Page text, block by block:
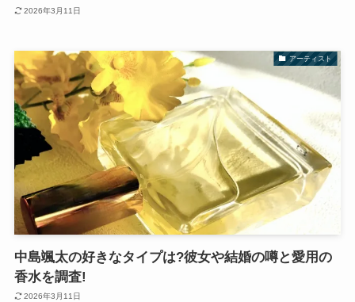
2026年3月11日
アーティスト
中島颯太の好きなタイプは?彼女や結婚の噂と愛用の
香水を調査!
2026年3月11日